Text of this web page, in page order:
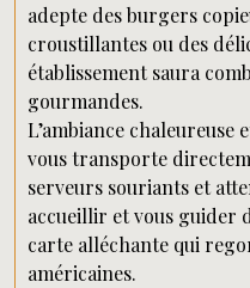
adepte des burgers
croustillantes ou des
établissement saura
gourmandes.
L’ambiance
vous transporte
serveurs souriants et
accueillir et vous guider
carte alléchante qui
américaines.